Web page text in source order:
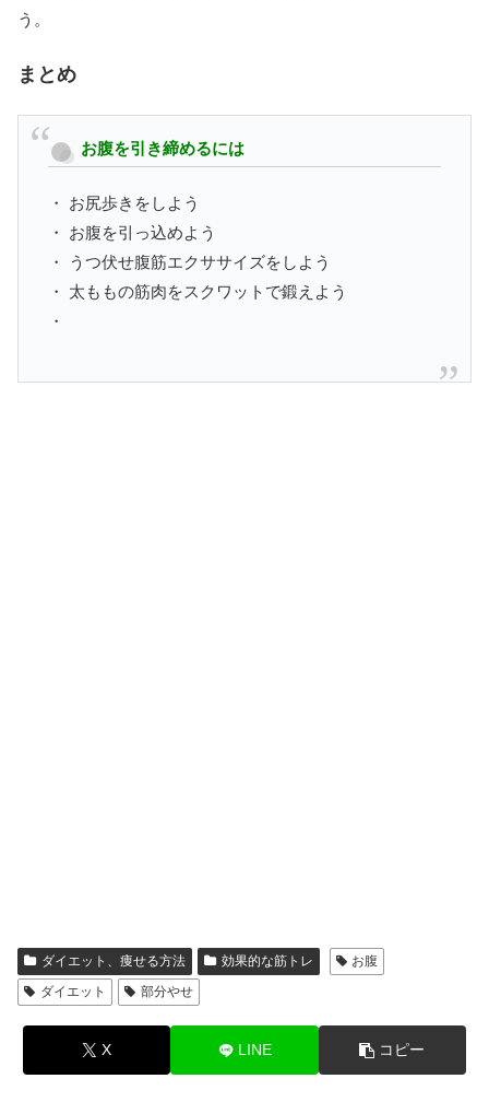
う。
まとめ
お腹を引き締めるには
・ お尻歩きをしよう
・ お腹を引っ込めよう
・ うつ伏せ腹筋エクササイズをしよう
・ 太ももの筋肉をスクワットで鍛えよう
・
ダイエット、痩せる方法 効果的な筋トレ
お腹
ダイエット
部分やせ
X LINE コピー